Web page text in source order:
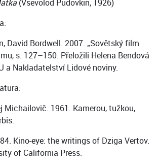
(Vsevolod Pudovkin, 1926)
David Bordwell. 2007. „Sovětský film
s. 127–150. Přeložili Helena Bendová
a Nakladatelství Lidové noviny.
Michailovič. 1961. Kamerou, tužkou,
Kino-eye: the writings of Dziga Vertov.
of California Press.